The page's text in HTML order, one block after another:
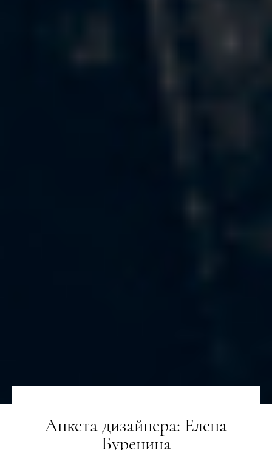
Анкета дизайнера: Елена
Буренина